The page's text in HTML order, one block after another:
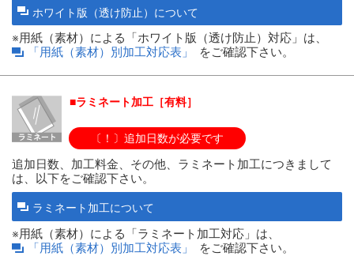
ホワイト版（透け防止）について
※用紙（素材）による「ホワイト版（透け防止）対応」は、
「用紙（素材）別加工対応表」
をご確認下さい。
ラミネート加工［有料］
〔！〕追加日数が必要です
追加日数、加工料金、その他、ラミネート加工につきまして
は、以下をご確認下さい。
ラミネート加工について
※用紙（素材）による「ラミネート加工対応」は、
「用紙（素材）別加工対応表」
をご確認下さい。